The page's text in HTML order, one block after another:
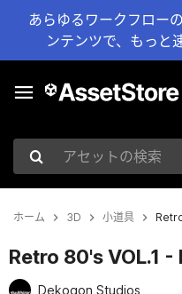
あらゆるワークフロー
ンテンツで、もっと
アセットの検索
ホーム 3D 小道具
Retro 80's VOL.1
Dekogon Studios